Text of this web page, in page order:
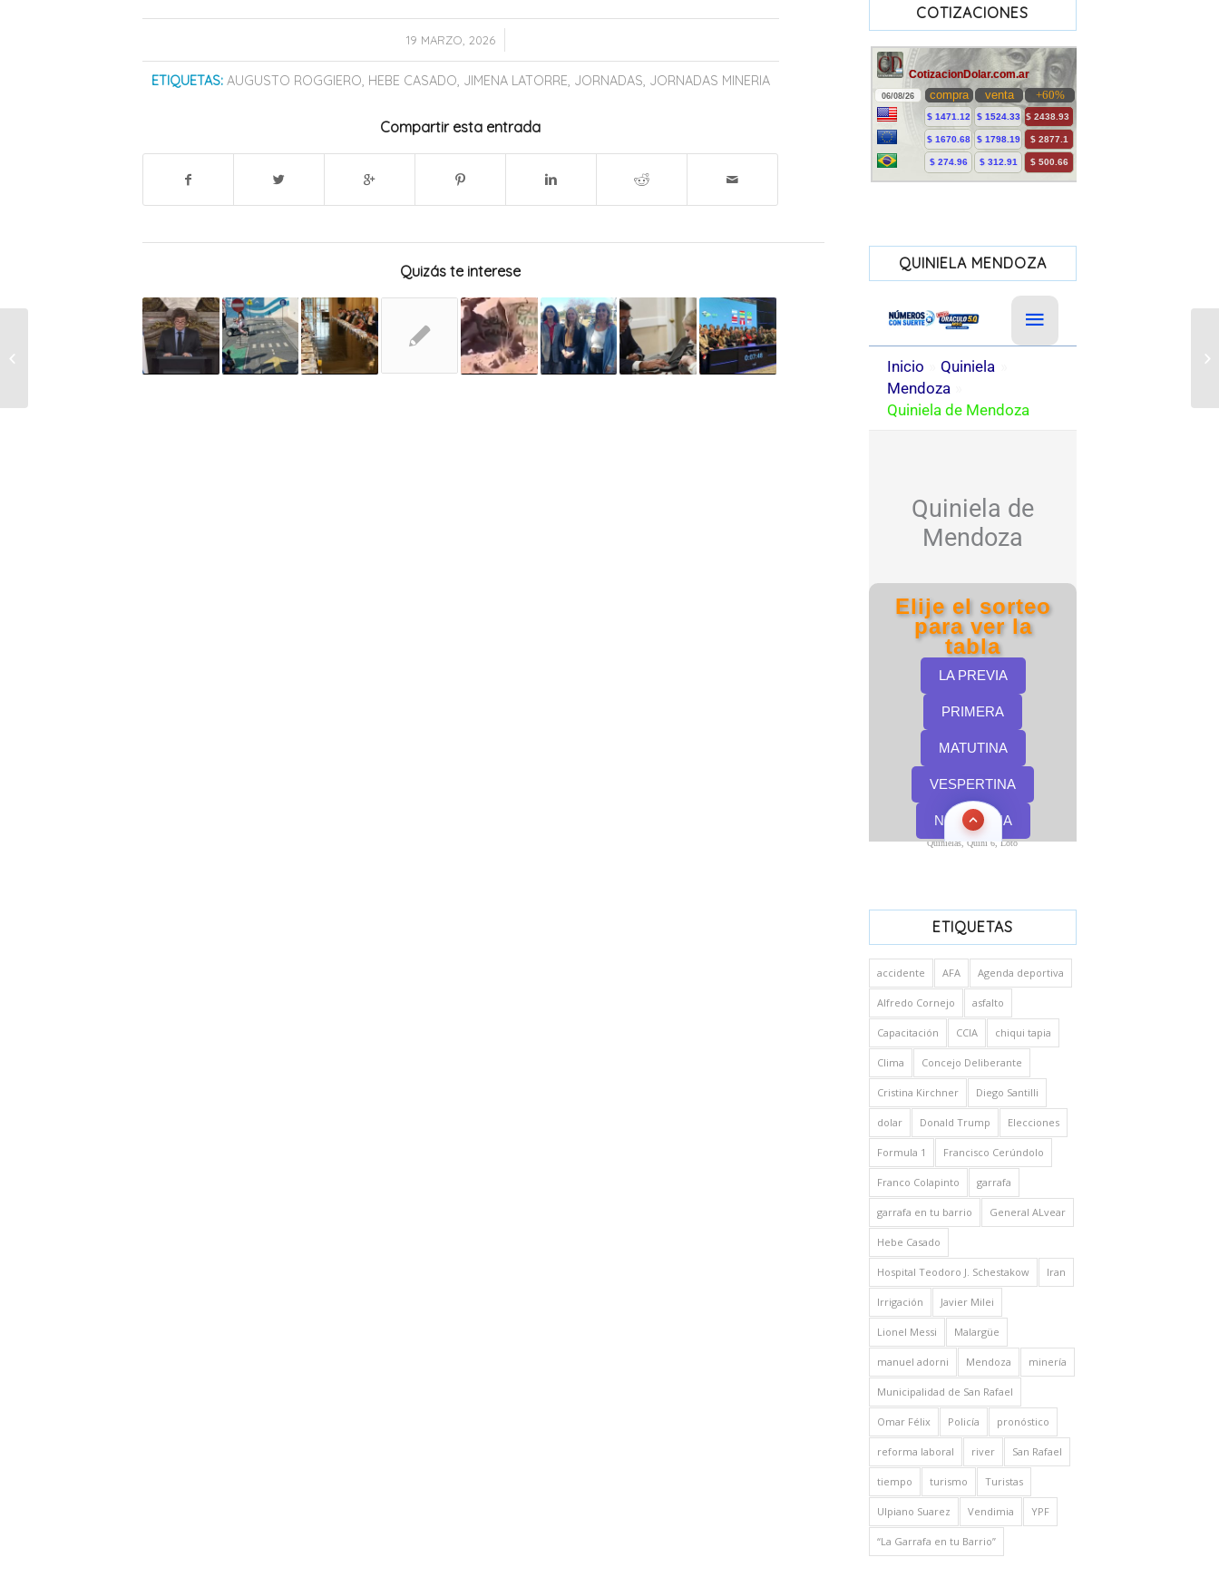
19 MARZO, 2026
/
ETIQUETAS: AUGUSTO ROGGIERO, HEBE CASADO, JIMENA LATORRE, JORNADAS, JORNADAS MINERIA
Compartir esta entrada
Quizás te interese
COTIZACIONES
QUINIELA MENDOZA
Quinielas, Quini 6, Loto
ETIQUETAS
accidente AFA Agenda deportiva
Alfredo Cornejo asfalto
Capacitación CCIA chiqui tapia
Clima Concejo Deliberante
Cristina Kirchner Diego Santilli
dolar Donald Trump Elecciones
Formula 1 Francisco Cerúndolo
Franco Colapinto garrafa
garrafa en tu barrio General ALvear
Hebe Casado
Hospital Teodoro J. Schestakow Iran
Irrigación Javier Milei
Lionel Messi Malargüe
manuel adorni Mendoza minería
Municipalidad de San Rafael
Omar Félix Policía pronóstico
reforma laboral river San Rafael
tiempo turismo Turistas
Ulpiano Suarez Vendimia YPF
“La Garrafa en tu Barrio”
Seguridad realizó otro
impacto en San Rafael: